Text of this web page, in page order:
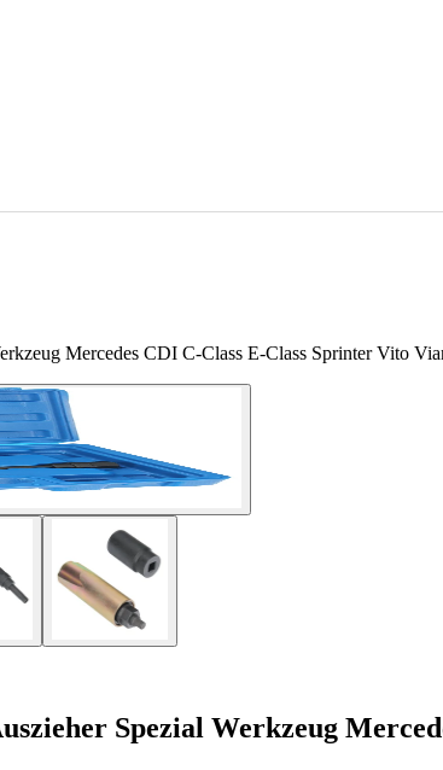
Mercedes CDI C-Class E-Class Sprinter Vito
Spezial Werkzeug